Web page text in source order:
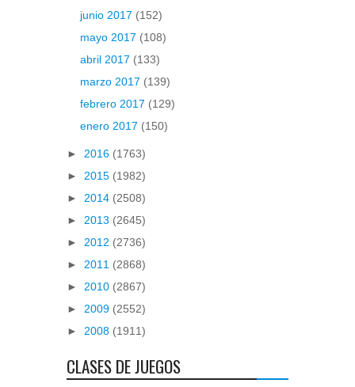
junio 2017 (152)
mayo 2017 (108)
abril 2017 (133)
marzo 2017 (139)
febrero 2017 (129)
enero 2017 (150)
► 2016 (1763)
► 2015 (1982)
► 2014 (2508)
► 2013 (2645)
► 2012 (2736)
► 2011 (2868)
► 2010 (2867)
► 2009 (2552)
► 2008 (1911)
CLASES DE JUEGOS